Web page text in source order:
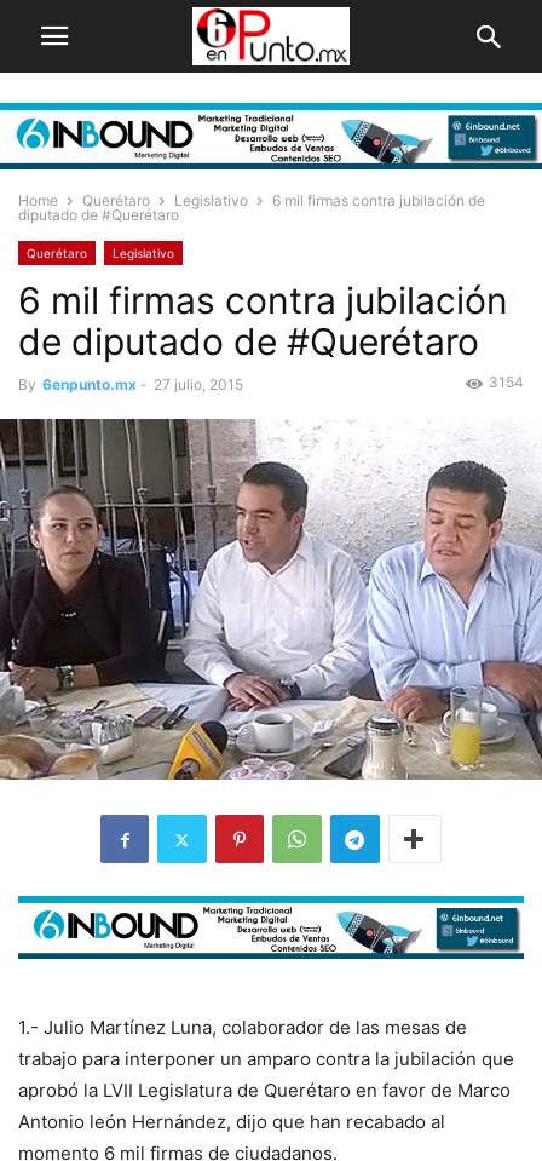
Home Querétaro Legislativo
6 mil firmas contra jubilación de
diputado de #Querétaro
Querétaro Legislativo
6 mil firmas contra jubilación
de diputado de #Querétaro
By 6enpunto.mx - 27 julio, 2015 3154
1.- Julio Martínez Luna, colaborador de las mesas de
trabajo para interponer un amparo contra la jubilación que
aprobó la LVII Legislatura de Querétaro en favor de Marco
Antonio león Hernández, dijo que han recabado al
momento 6 mil firmas de ciudadanos.